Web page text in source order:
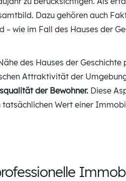
Dazu gehören auch
– wie im Fall des Hauses der
des Hauses der
Attraktivität der
der Bewohner. Diese
tatsächlichen Wert einer